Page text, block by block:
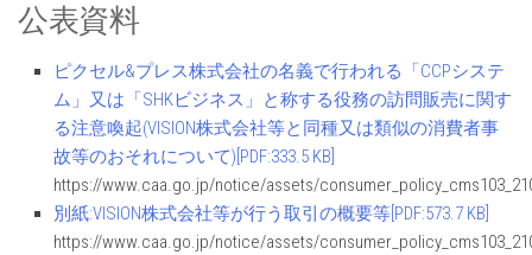
公表資料
ピクセル&プレス株式会社の名義で行われる「CCPシステ
ム」又は「SHKビジネス」と称する役務の訪問販売に関す
る注意喚起(VISION株式会社等と同種又は類似の消費者事
故等のおそれについて)[PDF:333.5 KB]
https://www.caa.go.jp/notice/assets/
別紙:VISION株式会社等が行う取引の概要等[PDF:573.7 KB]
https://www.caa.go.jp/notice/assets/